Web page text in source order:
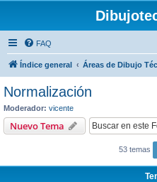
FAQ
Índice general Áreas de Dibujo
Normalización
Moderador: vicente
Nuevo Tema
53 temas